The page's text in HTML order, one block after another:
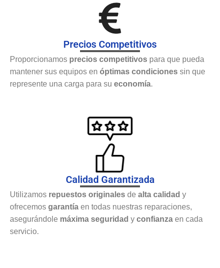
Precios Competitivos
Proporcionamos precios competitivos para que pueda
mantener sus equipos en óptimas condiciones sin que
represente una carga para su economía.
Calidad Garantizada
Utilizamos repuestos originales de alta calidad y
ofrecemos garantía en todas nuestras reparaciones,
asegurándole máxima seguridad y confianza en cada
servicio.